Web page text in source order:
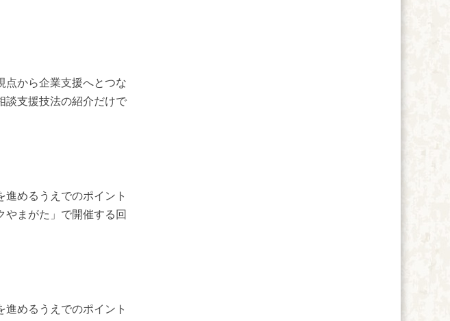
点から企業支援へとつな
談支援技法の紹介だけで
めるうえでのポイント
まがた」で開催する回
めるうえでのポイント